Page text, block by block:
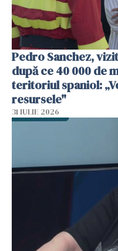
Pedro Sanchez,
după ce 40 000 de
teritoriul spaniol:
resursele"
31 IULIE 2026